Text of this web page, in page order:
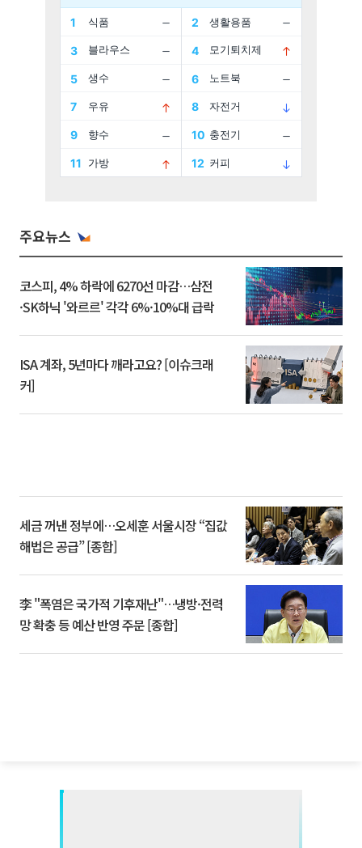
주요뉴스
코스피, 4% 하락에 6270선 마감…삼전
·SK하닉 '와르르' 각각 6%·10%대 급락
ISA 계좌, 5년마다 깨라고요? [이슈크래
커]
세금 꺼낸 정부에…오세훈 서울시장 “집값
해법은 공급” [종합]
李 "폭염은 국가적 기후재난"…냉방·전력
망 확충 등 예산 반영 주문 [종합]